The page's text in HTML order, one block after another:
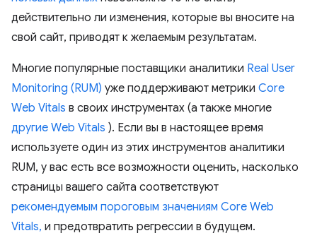
действительно ли изменения, которые вы вносите на
свой сайт, приводят к желаемым результатам.
Многие популярные поставщики аналитики Real User
Monitoring (RUM) уже поддерживают метрики Core
Web Vitals в своих инструментах (а также многие
другие Web Vitals ). Если вы в настоящее время
используете один из этих инструментов аналитики
RUM, у вас есть все возможности оценить, насколько
страницы вашего сайта соответствуют
рекомендуемым пороговым значениям Core Web
Vitals, и предотвратить регрессии в будущем.